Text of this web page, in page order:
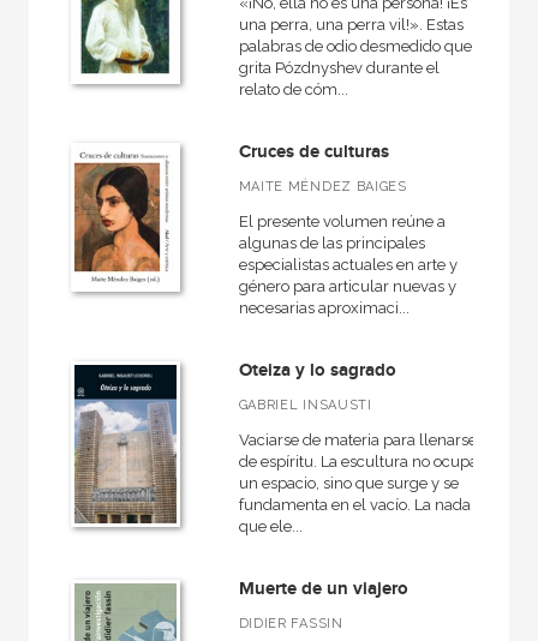
una perra, una perra vil!». Estas
palabras de odio desmedido que
grita Pózdnyshev durante el
relato de cóm...
Cruces de culturas
MAITE MÉNDEZ BAIGES
El presente volumen reúne a
algunas de las principales
especialistas actuales en arte y
género para articular nuevas y
necesarias aproximaci...
Oteiza y lo sagrado
GABRIEL INSAUSTI
Vaciarse de materia para llenarse
de espíritu. La escultura no ocupa
un espacio, sino que surge y se
fundamenta en el vacío. La nada
que ele...
Muerte de un viajero
DIDIER FASSIN